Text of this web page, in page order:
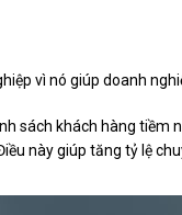
vì nó giúp doanh
sách khách hàng tiềm
này giúp tăng tỷ lệ